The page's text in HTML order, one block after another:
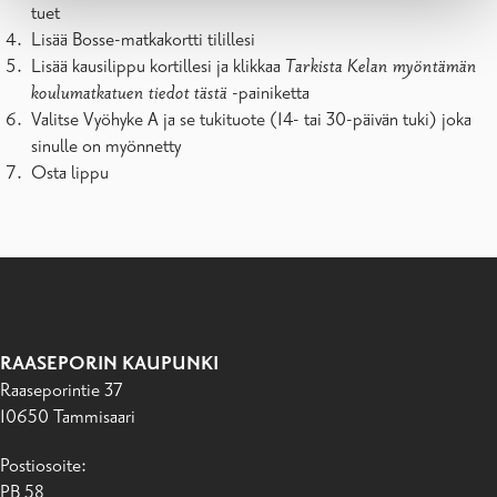
tuet
Lisää Bosse-matkakortti tilillesi
Lisää kausilippu kortillesi ja klikkaa Tarkista Kelan myöntämän
koulumatkatuen tiedot tästä -painiketta
Valitse Vyöhyke A ja se tukituote (14- tai 30-päivän tuki) joka
sinulle on myönnetty
Osta lippu
RAASEPORIN KAUPUNKI
Raaseporintie 37
10650 Tammisaari
Postiosoite:
PB 58